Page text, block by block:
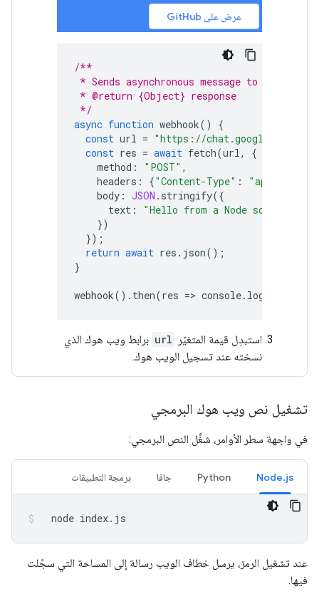
عرض على GitHub
/**
* Sends asynchronous message to Google
* @return {Object} response
*/
async function webhook()
{
const url = "https://chat.googleapis.com/
const res = await fetch(url,
{
method : "POST" ,
headers : {"Content-Type" :
body : JSON . stringify({
text :
"Hello from a Node script!"
})
});
return await res . json();
}
webhook(). then(res => console. log
استبدِل قيمة المتغيّر url برابط ويب هوك الذي
نسخته عند تسجيل الويب هوك.
تشغيل نص ويب هوك البرمجي
في واجهة سطر الأوامر، شغِّل النص البرمجي:
Node.js
Python جافا برمجة التطبيقات
node index.js
عند تشغيل الرمز، يرسل خطاف الويب رسالة إلى المساحة التي سجّلت
فيها.